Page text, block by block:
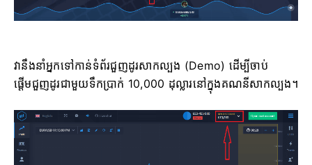
វានឹងនាំអ្នកទៅកាន់ទំព័រជួញដូរសាកល្បង (Demo) ដើម្បីចាប់
ផ្តើមជួញដូរជាមួយទឹកប្រាក់ 10,000 ដុល្លារនៅក្នុងគណនីសាកល្បង។